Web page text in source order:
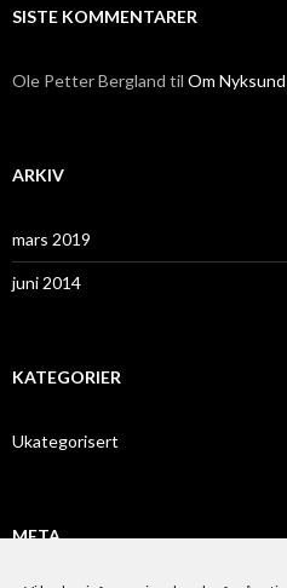
SISTE KOMMENTARER
Ole Petter Bergland til Om
ARKIV
mars 2019
juni 2014
KATEGORIER
Ukategorisert
META